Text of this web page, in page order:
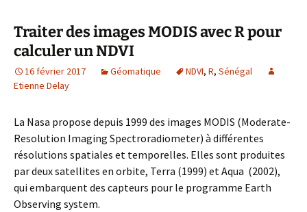
Traiter des images MODIS avec R pour
calculer un NDVI
16 février 2017 Géomatique NDVI, R, Sénégal
Etienne Delay
La Nasa propose depuis 1999 des images MODIS (Moderate-
Resolution Imaging Spectroradiometer) à différentes
résolutions spatiales et temporelles. Elles sont produites
par deux satellites en orbite, Terra (1999) et Aqua (2002),
qui embarquent des capteurs pour le programme Earth
Observing system.